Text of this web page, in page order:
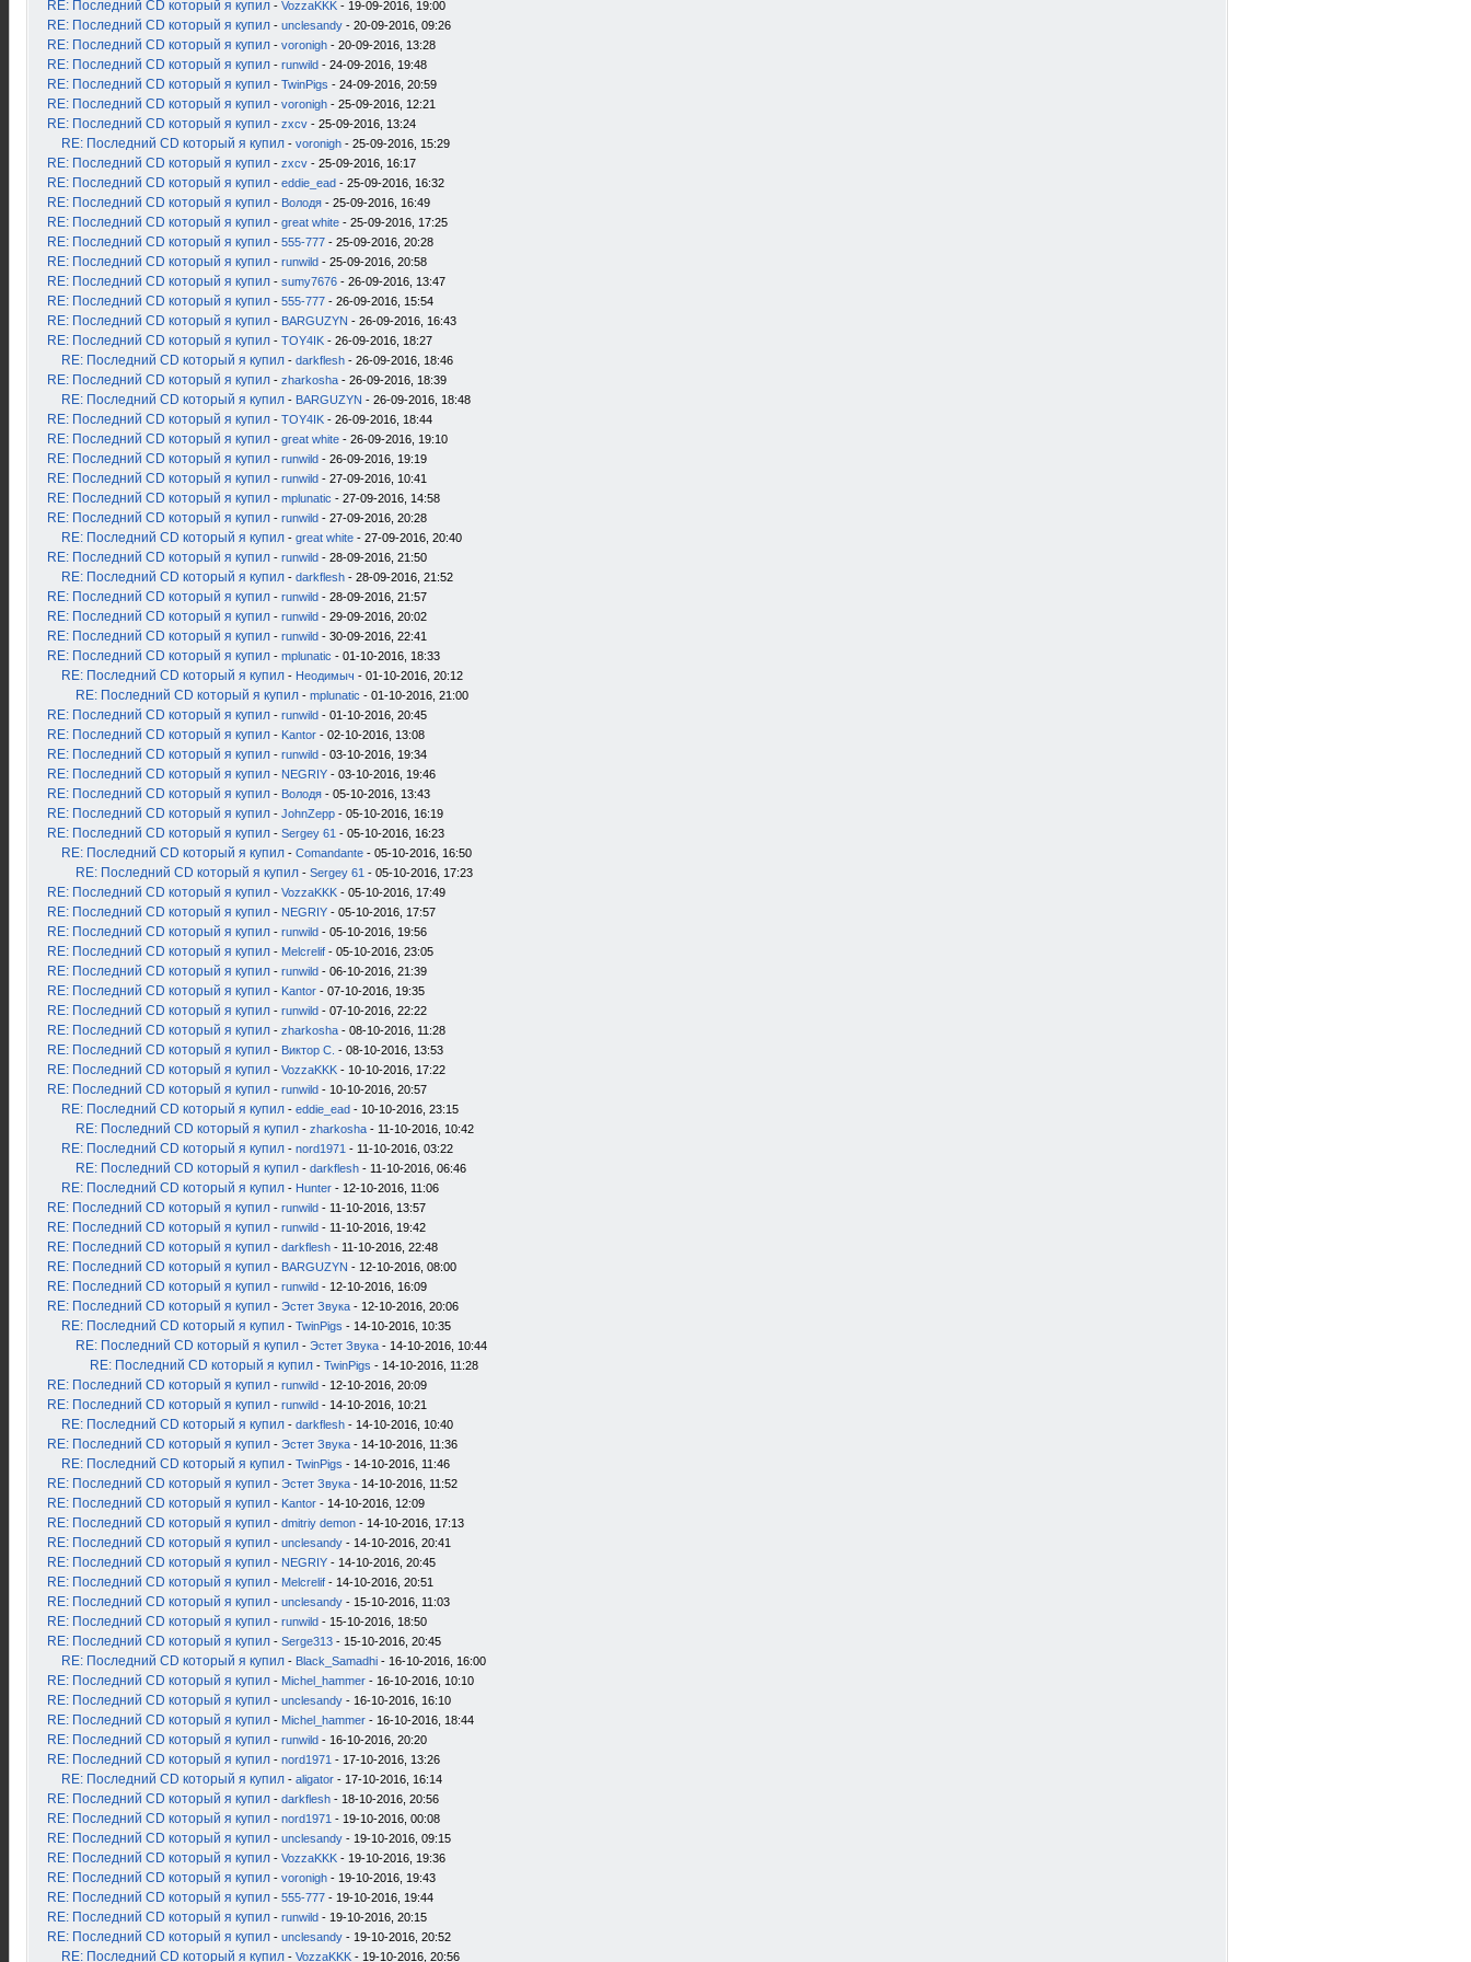
RE: Последний CD который я купил - VozzaKKK - 19-09-2016, 19:00
RE: Последний CD который я купил - unclesandy - 20-09-2016, 09:26
RE: Последний CD который я купил - voronigh - 20-09-2016, 13:28
RE: Последний CD который я купил - runwild - 24-09-2016, 19:48
RE: Последний CD который я купил - TwinPigs - 24-09-2016, 20:59
RE: Последний CD который я купил - voronigh - 25-09-2016, 12:21
RE: Последний CD который я купил - zxcv - 25-09-2016, 13:24
RE: Последний CD который я купил - voronigh - 25-09-2016, 15:29
RE: Последний CD который я купил - zxcv - 25-09-2016, 16:17
RE: Последний CD который я купил - eddie_ead - 25-09-2016, 16:32
RE: Последний CD который я купил - Володя - 25-09-2016, 16:49
RE: Последний CD который я купил - great white - 25-09-2016, 17:25
RE: Последний CD который я купил - 555-777 - 25-09-2016, 20:28
RE: Последний CD который я купил - runwild - 25-09-2016, 20:58
RE: Последний CD который я купил - sumy7676 - 26-09-2016, 13:47
RE: Последний CD который я купил - 555-777 - 26-09-2016, 15:54
RE: Последний CD который я купил - BARGUZYN - 26-09-2016, 16:43
RE: Последний CD который я купил - TOY4IK - 26-09-2016, 18:27
RE: Последний CD который я купил - darkflesh - 26-09-2016, 18:46
RE: Последний CD который я купил - zharkosha - 26-09-2016, 18:39
RE: Последний CD который я купил - BARGUZYN - 26-09-2016, 18:48
RE: Последний CD который я купил - TOY4IK - 26-09-2016, 18:44
RE: Последний CD который я купил - great white - 26-09-2016, 19:10
RE: Последний CD который я купил - runwild - 26-09-2016, 19:19
RE: Последний CD который я купил - runwild - 27-09-2016, 10:41
RE: Последний CD который я купил - mplunatic - 27-09-2016, 14:58
RE: Последний CD который я купил - runwild - 27-09-2016, 20:28
RE: Последний CD который я купил - great white - 27-09-2016, 20:40
RE: Последний CD который я купил - runwild - 28-09-2016, 21:50
RE: Последний CD который я купил - darkflesh - 28-09-2016, 21:52
RE: Последний CD который я купил - runwild - 28-09-2016, 21:57
RE: Последний CD который я купил - runwild - 29-09-2016, 20:02
RE: Последний CD который я купил - runwild - 30-09-2016, 22:41
RE: Последний CD который я купил - mplunatic - 01-10-2016, 18:33
RE: Последний CD который я купил - Неодимыч - 01-10-2016, 20:12
RE: Последний CD который я купил - mplunatic - 01-10-2016, 21:00
RE: Последний CD который я купил - runwild - 01-10-2016, 20:45
RE: Последний CD который я купил - Kantor - 02-10-2016, 13:08
RE: Последний CD который я купил - runwild - 03-10-2016, 19:34
RE: Последний CD который я купил - NEGRIY - 03-10-2016, 19:46
RE: Последний CD который я купил - Володя - 05-10-2016, 13:43
RE: Последний CD который я купил - JohnZepp - 05-10-2016, 16:19
RE: Последний CD который я купил - Sergey 61 - 05-10-2016, 16:23
RE: Последний CD который я купил - Comandante - 05-10-2016, 16:50
RE: Последний CD который я купил - Sergey 61 - 05-10-2016, 17:23
RE: Последний CD который я купил - VozzaKKK - 05-10-2016, 17:49
RE: Последний CD который я купил - NEGRIY - 05-10-2016, 17:57
RE: Последний CD который я купил - runwild - 05-10-2016, 19:56
RE: Последний CD который я купил - Melcrelif - 05-10-2016, 23:05
RE: Последний CD который я купил - runwild - 06-10-2016, 21:39
RE: Последний CD который я купил - Kantor - 07-10-2016, 19:35
RE: Последний CD который я купил - runwild - 07-10-2016, 22:22
RE: Последний CD который я купил - zharkosha - 08-10-2016, 11:28
RE: Последний CD который я купил - Виктор С. - 08-10-2016, 13:53
RE: Последний CD который я купил - VozzaKKK - 10-10-2016, 17:22
RE: Последний CD который я купил - runwild - 10-10-2016, 20:57
RE: Последний CD который я купил - eddie_ead - 10-10-2016, 23:15
RE: Последний CD который я купил - zharkosha - 11-10-2016, 10:42
RE: Последний CD который я купил - nord1971 - 11-10-2016, 03:22
RE: Последний CD который я купил - darkflesh - 11-10-2016, 06:46
RE: Последний CD который я купил - Hunter - 12-10-2016, 11:06
RE: Последний CD который я купил - runwild - 11-10-2016, 13:57
RE: Последний CD который я купил - runwild - 11-10-2016, 19:42
RE: Последний CD который я купил - darkflesh - 11-10-2016, 22:48
RE: Последний CD который я купил - BARGUZYN - 12-10-2016, 08:00
RE: Последний CD который я купил - runwild - 12-10-2016, 16:09
RE: Последний CD который я купил - Эстет Звука - 12-10-2016, 20:06
RE: Последний CD который я купил - TwinPigs - 14-10-2016, 10:35
RE: Последний CD который я купил - Эстет Звука - 14-10-2016, 10:44
RE: Последний CD который я купил - TwinPigs - 14-10-2016, 11:28
RE: Последний CD который я купил - runwild - 12-10-2016, 20:09
RE: Последний CD который я купил - runwild - 14-10-2016, 10:21
RE: Последний CD который я купил - darkflesh - 14-10-2016, 10:40
RE: Последний CD который я купил - Эстет Звука - 14-10-2016, 11:36
RE: Последний CD который я купил - TwinPigs - 14-10-2016, 11:46
RE: Последний CD который я купил - Эстет Звука - 14-10-2016, 11:52
RE: Последний CD который я купил - Kantor - 14-10-2016, 12:09
RE: Последний CD который я купил - dmitriy demon - 14-10-2016, 17:13
RE: Последний CD который я купил - unclesandy - 14-10-2016, 20:41
RE: Последний CD который я купил - NEGRIY - 14-10-2016, 20:45
RE: Последний CD который я купил - Melcrelif - 14-10-2016, 20:51
RE: Последний CD который я купил - unclesandy - 15-10-2016, 11:03
RE: Последний CD который я купил - runwild - 15-10-2016, 18:50
RE: Последний CD который я купил - Serge313 - 15-10-2016, 20:45
RE: Последний CD который я купил - Black_Samadhi - 16-10-2016, 16:00
RE: Последний CD который я купил - Michel_hammer - 16-10-2016, 10:10
RE: Последний CD который я купил - unclesandy - 16-10-2016, 16:10
RE: Последний CD который я купил - Michel_hammer - 16-10-2016, 18:44
RE: Последний CD который я купил - runwild - 16-10-2016, 20:20
RE: Последний CD который я купил - nord1971 - 17-10-2016, 13:26
RE: Последний CD который я купил - aligator - 17-10-2016, 16:14
RE: Последний CD который я купил - darkflesh - 18-10-2016, 20:56
RE: Последний CD который я купил - nord1971 - 19-10-2016, 00:08
RE: Последний CD который я купил - unclesandy - 19-10-2016, 09:15
RE: Последний CD который я купил - VozzaKKK - 19-10-2016, 19:36
RE: Последний CD который я купил - voronigh - 19-10-2016, 19:43
RE: Последний CD который я купил - 555-777 - 19-10-2016, 19:44
RE: Последний CD который я купил - runwild - 19-10-2016, 20:15
RE: Последний CD который я купил - unclesandy - 19-10-2016, 20:52
RE: Последний CD который я купил - VozzaKKK - 19-10-2016, 20:56